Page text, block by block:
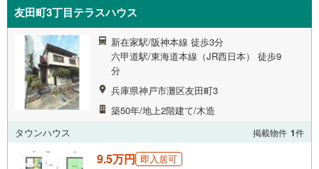
友田町3丁目テラスハウス
新在家駅/阪神本線 徒歩3分
六甲道駅/東海道本線（JR西日本） 徒歩9
分
兵庫県神戸市灘区友田町3
築50年/地上2階建て/木造
タウンハウス
掲載物件 1件
9.5万円 即入居可